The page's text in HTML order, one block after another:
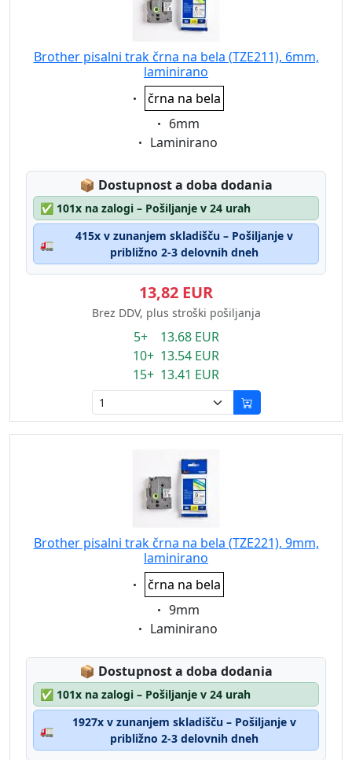
Brother pisalni trak črna na bela (TZE211), 6mm,
laminirano
Eigenschaft:
črna na bela
Eigenschaft:
6mm
Eigenschaft:
Laminirano
📦 Lagerstatus:
Dostupnost a doba dodania
✅ 101x na zalogi – Pošiljanje v 24 urah
🚛
415x v zunanjem skladišču – Pošiljanje v
približno 2-3 delovnih dneh
13,82 EUR
Brez DDV, plus stroški pošiljanja
5+ 13.68 EUR
10+ 13.54 EUR
15+ 13.41 EUR
Brother pisalni trak črna na bela (TZE221), 9mm,
laminirano
Eigenschaft:
črna na bela
Eigenschaft:
9mm
Eigenschaft:
Laminirano
📦 Lagerstatus:
Dostupnost a doba dodania
✅ 101x na zalogi – Pošiljanje v 24 urah
🚛
1927x v zunanjem skladišču – Pošiljanje v
približno 2-3 delovnih dneh